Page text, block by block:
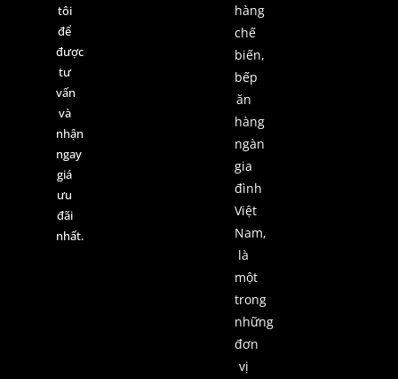
tôi
để
được
tư
vấn
và
nhận
ngay
giá
ưu
đãi
nhất.
hàng
chế
biến,
bếp
ăn
hàng
ngàn
gia
đình
Việt
Nam,
là
một
trong
những
đơn
vị